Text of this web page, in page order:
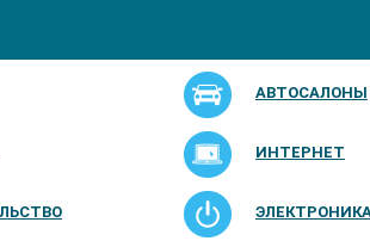
АВТОСАЛОНЫ
ИНТЕРНЕТ